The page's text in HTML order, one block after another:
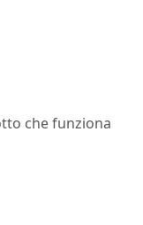
che funziona